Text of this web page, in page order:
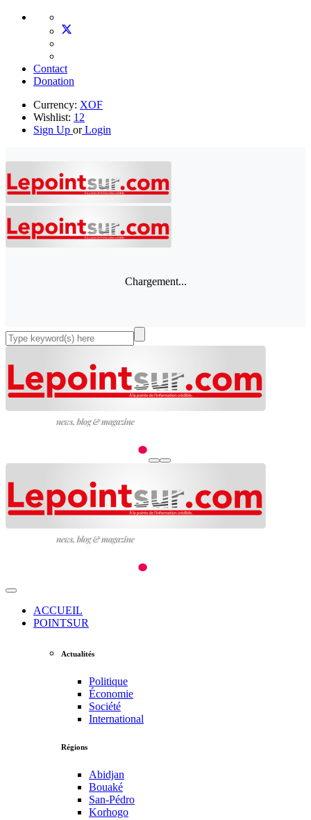
Contact
Donation
Currency: XOF
Wishlist: 12
Sign Up orLogin
Chargement...
ACCUEIL
POINTSUR
Actualités
Politique
Économie
Société
International
Régions
Abidjan
Bouaké
San-Pédro
Korhogo